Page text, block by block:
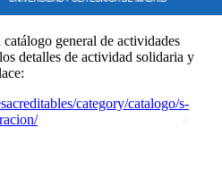
general de actividades
detalles de actividad solidaria y
category/catalogo/s-